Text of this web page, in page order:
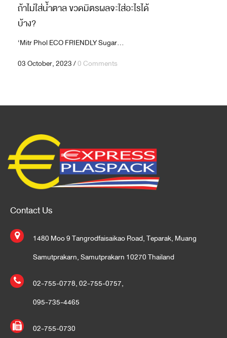
ถ้าไม่ใส่น้ำตาล ขวดมิตรผลจะใส่อะไรได้
บ้าง?
‘Mitr Phol ECO FRIENDLY Sugar...
03 October, 2023/0 Comments
Contact Us
1480 Moo 9 Tangrodfaisaikao Road, Teparak, Muang
Samutprakarn, Samutprakarn 10270 Thailand
02-755-0778,02-755-0757,
095-735-4465
02-755-0730